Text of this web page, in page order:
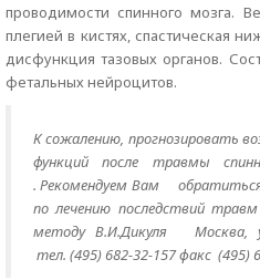
проводимости спинного мозга.
плегией в кистях, спастическая
дисфункция тазовых органов.
фетальных нейроцитов.
К сожалению, прогнозировать
функций после травмы
.Рекомендуем Вам
по лечению последствий
методу В.И.Дикуля Москва,
тел. (495) 682-32-157 факс (495)